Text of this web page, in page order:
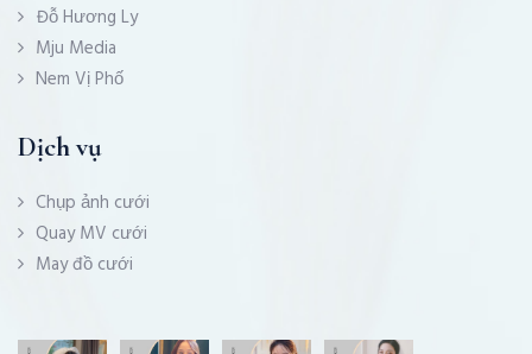
Đỗ Hương Ly
Mju Media
Nem Vị Phố
Dịch vụ
Chụp ảnh cưới
Quay MV cưới
May đồ cưới